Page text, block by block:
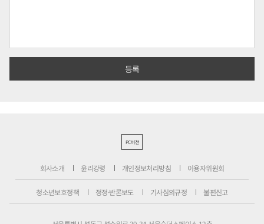
PC버전
회사소개 윤리강령 개인정보처리방침 이용자위원회
청소년보호정책 정정·반론보도 기사심의규정 불편신고